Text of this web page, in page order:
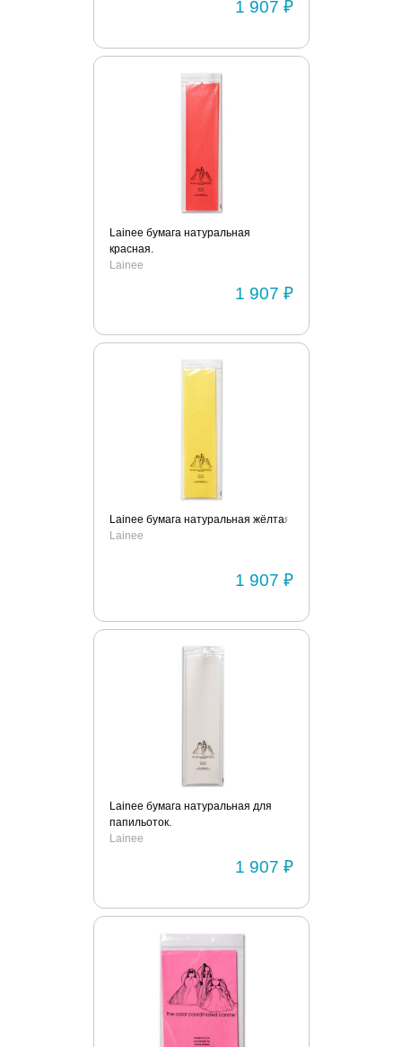
1 907 ₽
Lainee бумага натуральная
красная.
Lainee
1 907 ₽
Lainee бумага натуральная жёлтая.
Lainee
1 907 ₽
Lainee бумага натуральная для
папильоток.
Lainee
1 907 ₽